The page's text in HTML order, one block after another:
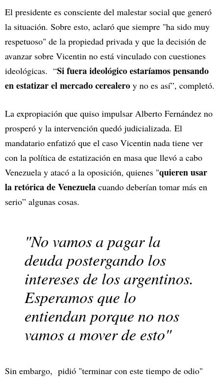
El presidente es consciente del malestar social que generó
la situación. Sobre esto, aclaró que siempre "ha sido muy
respetuoso" de la propiedad privada y que la decisión de
avanzar sobre Vicentin no está vinculado con cuestiones
ideológicas. “Si fuera ideológico estaríamos pensando
en estatizar el mercado cerealero y no es así”, completó.
La expropiación que quiso impulsar Alberto Fernández no
prosperó y la intervención quedó judicializada. El
mandatario enfatizó que el caso Vicentin nada tiene ver
con la política de estatización en masa que llevó a cabo
Venezuela y atacó a la oposición, quienes "quieren usar
la retórica de Venezuela cuando deberían tomar más en
serio” algunas cosas.
"No vamos a pagar la
deuda postergando los
intereses de los argentinos.
Esperamos que lo
entiendan porque no nos
vamos a mover de esto"
Sin embargo, pidió "terminar con este tiempo de odio"